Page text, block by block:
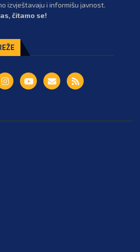
izvještavaju i informišu javnost.
čitamo se!